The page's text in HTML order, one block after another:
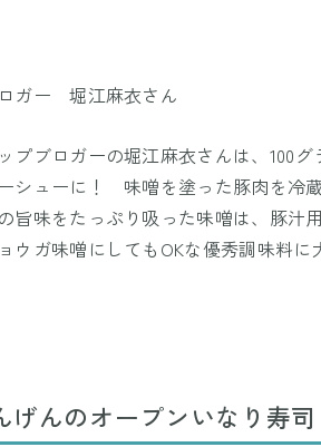
ガー 堀江麻衣さん
プブロガーの堀江麻衣さんは、100
シューに！ 味噌を塗った豚肉を冷
味をたっぷり吸った味噌は、豚汁
ウガ味噌にしてもOKな優秀調味料に
げんのオープンいなり寿司